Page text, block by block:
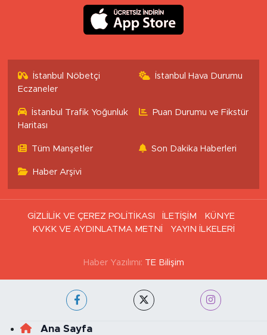
İstanbul Nöbetçi
Eczaneler
İstanbul Hava Durumu
İstanbul Trafik Yoğunluk
Haritası
Puan Durumu ve Fikstür
Tüm Manşetler Son Dakika Haberleri
Haber Arşivi
GİZLİLİK VE ÇEREZ POLİTİKASI İLETİŞİM
KÜNYE
KVKK VE AYDINLATMA METNİ
YAYIN İLKELERİ
Haber Yazılımı: TE Bilişim
Ana Sayfa